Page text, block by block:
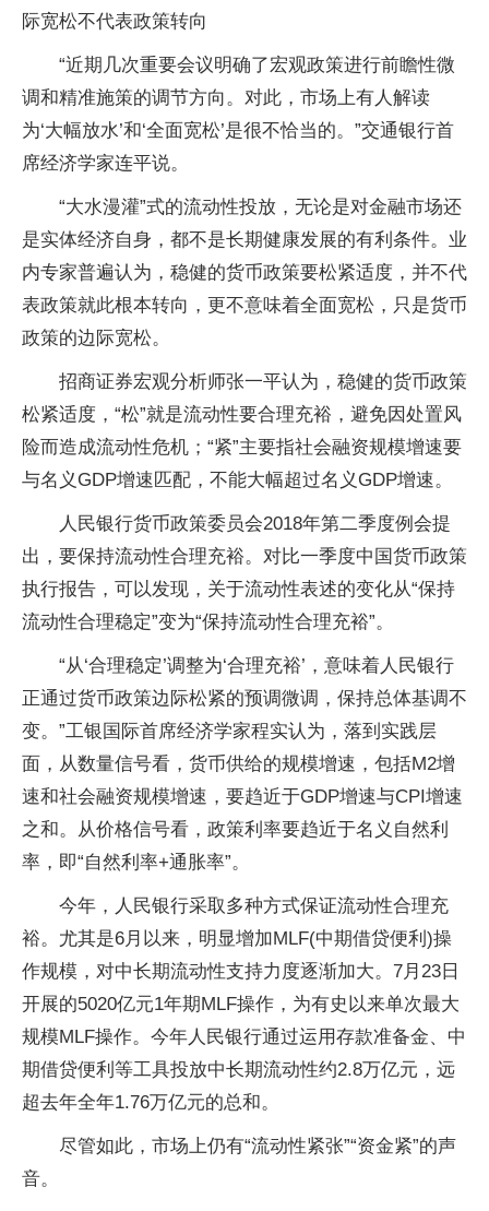
际宽松不代表政策转向
“近期几次重要会议明确了宏观政策进行前瞻性微
调和精准施策的调节方向。对此，市场上有人解读
为‘大幅放水’和‘全面宽松’是很不恰当的。”交通银行首
席经济学家连平说。
“大水漫灌”式的流动性投放，无论是对金融市场还
是实体经济自身，都不是长期健康发展的有利条件。业
内专家普遍认为，稳健的货币政策要松紧适度，并不代
表政策就此根本转向，更不意味着全面宽松，只是货币
政策的边际宽松。
招商证券宏观分析师张一平认为，稳健的货币政策
松紧适度，“松”就是流动性要合理充裕，避免因处置风
险而造成流动性危机；“紧”主要指社会融资规模增速要
与名义GDP增速匹配，不能大幅超过名义GDP增速。
人民银行货币政策委员会2018年第二季度例会提
出，要保持流动性合理充裕。对比一季度中国货币政策
执行报告，可以发现，关于流动性表述的变化从“保持
流动性合理稳定”变为“保持流动性合理充裕”。
“从‘合理稳定’调整为‘合理充裕’，意味着人民银行
正通过货币政策边际松紧的预调微调，保持总体基调不
变。”工银国际首席经济学家程实认为，落到实践层
面，从数量信号看，货币供给的规模增速，包括M2增
速和社会融资规模增速，要趋近于GDP增速与CPI增速
之和。从价格信号看，政策利率要趋近于名义自然利
率，即“自然利率+通胀率”。
今年，人民银行采取多种方式保证流动性合理充
裕。尤其是6月以来，明显增加MLF(中期借贷便利)操
作规模，对中长期流动性支持力度逐渐加大。7月23日
开展的5020亿元1年期MLF操作，为有史以来单次最大
规模MLF操作。今年人民银行通过运用存款准备金、中
期借贷便利等工具投放中长期流动性约2.8万亿元，远
超去年全年1.76万亿元的总和。
尽管如此，市场上仍有“流动性紧张”“资金紧”的声
音。